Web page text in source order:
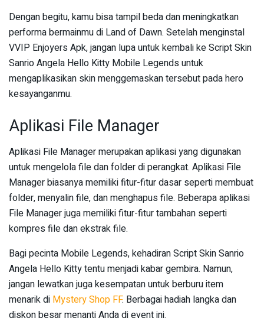
Dengan begitu, kamu bisa tampil beda dan meningkatkan
performa bermainmu di Land of Dawn. Setelah menginstal
VVIP Enjoyers Apk, jangan lupa untuk kembali ke Script Skin
Sanrio Angela Hello Kitty Mobile Legends untuk
mengaplikasikan skin menggemaskan tersebut pada hero
kesayanganmu.
Aplikasi File Manager
Aplikasi File Manager merupakan aplikasi yang digunakan
untuk mengelola file dan folder di perangkat. Aplikasi File
Manager biasanya memiliki fitur-fitur dasar seperti membuat
folder, menyalin file, dan menghapus file. Beberapa aplikasi
File Manager juga memiliki fitur-fitur tambahan seperti
kompres file dan ekstrak file.
Bagi pecinta Mobile Legends, kehadiran Script Skin Sanrio
Angela Hello Kitty tentu menjadi kabar gembira. Namun,
jangan lewatkan juga kesempatan untuk berburu item
menarik di Mystery Shop FF. Berbagai hadiah langka dan
diskon besar menanti Anda di event ini.